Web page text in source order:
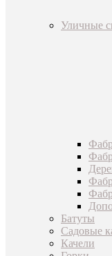
Уличные
Батуты
Садовые
Качели